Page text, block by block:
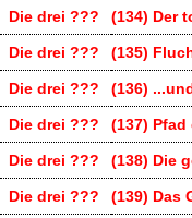
Die drei ??? (134) Der
Die drei ??? (135)
Die drei ??? (136)
Die drei ??? (137)
Die drei ??? (138) Die
Die drei ??? (139) Das